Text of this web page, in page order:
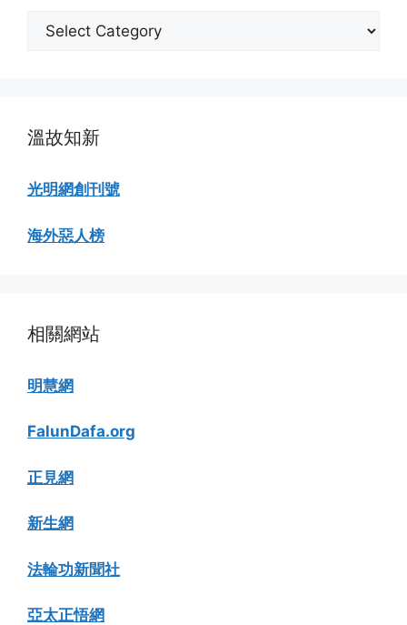
溫故知新
光明網創刊號
海外惡人榜
相關網站
明慧網
FalunDafa.org
正見網
新生網
法輪功新聞社
亞太正悟網